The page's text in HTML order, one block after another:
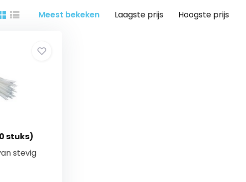
Meest bekeken Laagste prijs Hoogste prijs
stuks)
stevig